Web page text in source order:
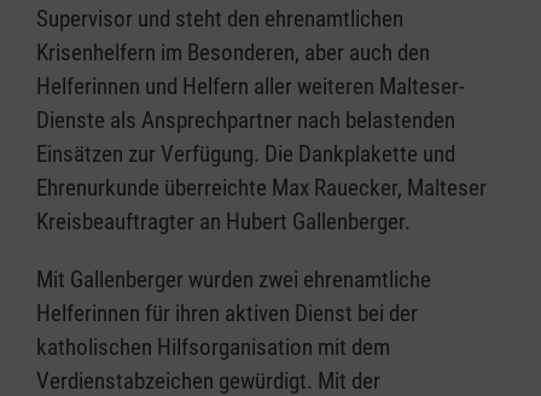
Supervisor und steht den ehrenamtlichen
Krisenhelfern im Besonderen, aber auch den
Helferinnen und Helfern aller weiteren Malteser-
Dienste als Ansprechpartner nach belastenden
Einsätzen zur Verfügung. Die Dankplakette und
Ehrenurkunde überreichte Max Rauecker, Malteser
Kreisbeauftragter an Hubert Gallenberger.
Mit Gallenberger wurden zwei ehrenamtliche
Helferinnen für ihren aktiven Dienst bei der
katholischen Hilfsorganisation mit dem
Verdienstabzeichen gewürdigt. Mit der